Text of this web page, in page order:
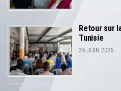
Retour sur
Tunisie
25 JUIN 2026